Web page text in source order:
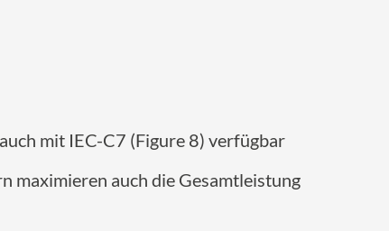
mit IEC-C7 (Figure 8) verfügbar
maximieren auch die Gesamtleistung